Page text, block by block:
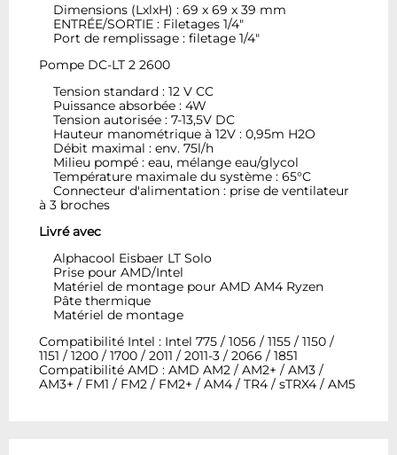
Dimensions (LxlxH) : 69 x 69 x 39 mm
ENTRÉE/SORTIE : Filetages 1/4"
Port de remplissage : filetage 1/4"
Pompe DC-LT 2 2600
Tension standard : 12 V CC
Puissance absorbée : 4W
Tension autorisée : 7-13,5V DC
Hauteur manométrique à 12V : 0,95m H2O
Débit maximal : env. 75l/h
Milieu pompé : eau, mélange eau/glycol
Température maximale du système : 65°C
Connecteur d'alimentation : prise de ventilateur
à 3 broches
Livré avec
Alphacool Eisbaer LT Solo
Prise pour AMD/Intel
Matériel de montage pour AMD AM4 Ryzen
Pâte thermique
Matériel de montage
Compatibilité Intel : Intel 775 / 1056 / 1155 / 1150 /
1151 / 1200 / 1700 / 2011 / 2011-3 / 2066 / 1851
Compatibilité AMD : AMD AM2 / AM2+ / AM3 /
AM3+ / FM1 / FM2 / FM2+ / AM4 / TR4 / sTRX4 / AM5